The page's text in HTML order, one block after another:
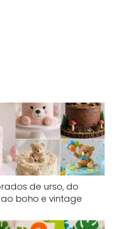
de urso, do
boho e vintage